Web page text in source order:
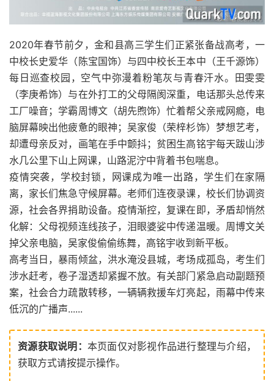
2020年春节前夕，金和县高三学生们正紧张备战高考，一
中校长史爱华（陈宝国饰）与四中校长王本中（王千源饰）
每日巡查校园，空气中弥漫着粉笔灰与青春汗水。田雯雯
（李庚希饰）与在外打工的父母隔阂深重，电话那头总传来
工厂噪音；学霸周博文（胡先煦饰）忙着帮父亲戒网瘾，电
脑屏幕映出他疲惫的眼神；吴家俊（荣梓杉饰）梦想艺考，
却遭母亲反对，画笔在手中颤抖；贫困生高铭宇每天跋山涉
水几公里下山上网课，山路泥泞中背着书包喘息。
疫情突袭，学校封锁，网课成为唯一出路，学生们在家隔
离，家长们焦急守候屏幕。老师们连夜录课，校长们协调资
源，社会各界捐助设备。疫情渐控，复课在即，矛盾却悄然
化解：父母视频连线孩子，泪眼婆娑中传递温暖。周博文关
掉父亲电脑，吴家俊偷偷练舞，高铭宇收到新平板。
高考当日，暴雨倾盆，洪水淹没县城，考场成孤岛，考生们
涉水赶考，卷子湿透却紧握不放。有关部门紧急启动副题预
案，社会合力疏散转移，一辆辆救援车灯亮起，雨幕中传来
低沉的广播声......
资源获取说明： 本页面仅对影视作品进行整理与介绍，
获取方式请按提示操作。